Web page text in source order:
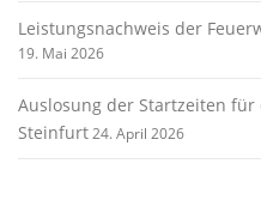
Leistungsnachweis der
19. Mai 2026
Auslosung der Startzeiten
Steinfurt24. April 2026